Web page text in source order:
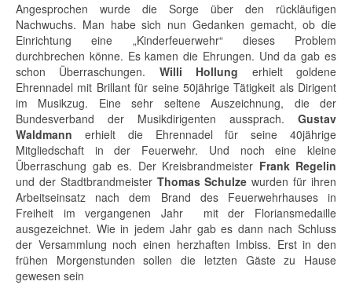
Angesprochen wurde die Sorge über den rückläufigen
Nachwuchs. Man habe sich nun Gedanken gemacht, ob die
Einrichtung eine „Kinderfeuerwehr“ dieses Problem
durchbrechen könne. Es kamen die Ehrungen. Und da gab es
schon Überraschungen. Willi Hollung erhielt goldene
Ehrennadel mit Brillant für seine 50jährige Tätigkeit als Dirigent
im Musikzug. Eine sehr seltene Auszeichnung, die der
Bundesverband der Musikdirigenten aussprach. Gustav
Waldmann erhielt die Ehrennadel für seine 40jährige
Mitgliedschaft in der Feuerwehr. Und noch eine kleine
Überraschung gab es. Der Kreisbrandmeister Frank Regelin
und der Stadtbrandmeister Thomas Schulze wurden für ihren
Arbeitseinsatz nach dem Brand des Feuerwehrhauses in
Freiheit im vergangenen Jahr mit der Floriansmedaille
ausgezeichnet. Wie in jedem Jahr gab es dann nach Schluss
der Versammlung noch einen herzhaften Imbiss. Erst in den
frühen Morgenstunden sollen die letzten Gäste zu Hause
gewesen sein